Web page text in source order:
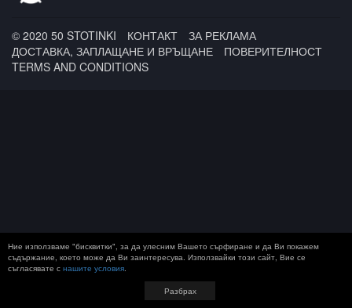
© 2020 50 STOTINKI КОНТАКТ
ЗА РЕКЛАМА
ДОСТАВКА, ЗАПЛАЩАНЕ И ВРЪЩАНЕ
ПОВЕРИТЕЛНОСТ
TERMS AND CONDITIONS
Ние използваме "бисквитки", за да улесним Вашето сърфиране и да Ви покажем
съдържание, което може да Ви заинтересува. Използвайки този сайт, Вие се
съгласявате с нашите условия.
Разбрах